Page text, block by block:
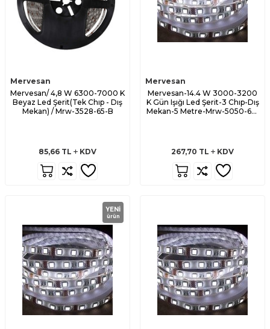
Mervesan
Mervesan/ 4,8 W 6300-7000 K
Beyaz Led Şerit(Tek Chıp - Dış
Mekan) / Mrw-3528-65-B
85,66 TL KDV
Mervesan
Mervesan-14.4 W 3000-3200
K Gün Işığı Led Şerit-3 Chıp-Dış
Mekan-5 Metre-Mrw-5050-65-
267,70 TL KDV
YENI
ürün